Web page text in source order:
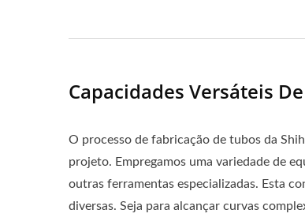
Capacidades Versáteis
O processo de fabricação de tubos da
projeto. Empregamos uma variedade de
outras ferramentas especializadas. Esta
diversas. Seja para alcançar curvas